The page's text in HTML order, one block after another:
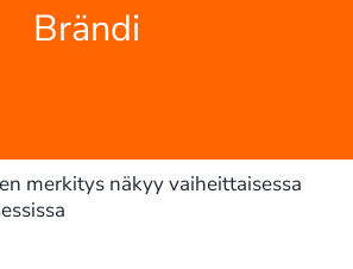
Brändi
merkitys näkyy vaiheittaisessa